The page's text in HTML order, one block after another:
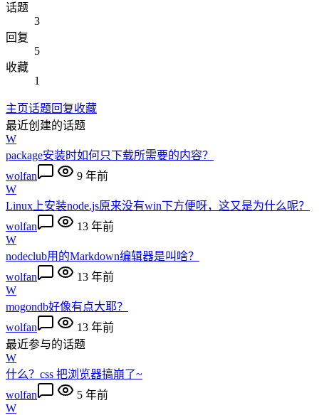
话题
3
回复
5
收藏
1
主页话题回复收藏
最近创建的话题
W
package安装时如何只下载所需要的内容？
wolfan
9 年前
W
Linux上安装node.js原来没有win下方便呀，这又是为什么呢？
wolfan
13 年前
W
nodeclub用的Markdown编辑器是叫啥？
wolfan
13 年前
W
mogondb好像有点大耶？
wolfan
13 年前
最近参与的话题
W
什么？css 把浏览器搞崩了~
wolfan
5 年前
W